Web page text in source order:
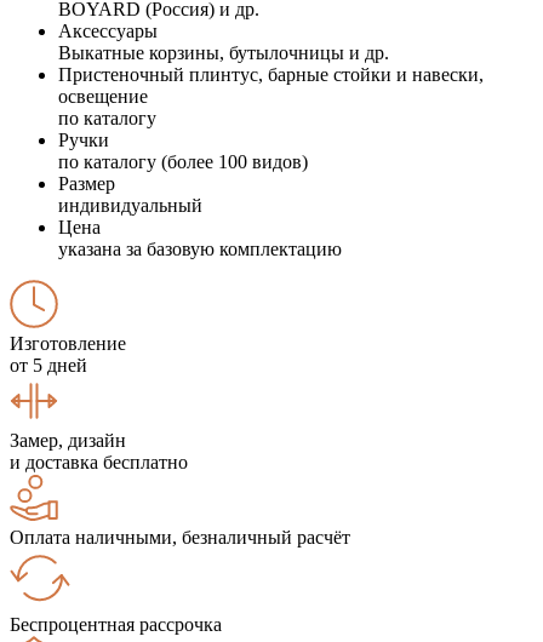
BOYARD (Россия) и др.
Аксессуары
Выкатные корзины, бутылочницы и др.
Пристеночный плинтус, барные стойки и навески,
освещение
по каталогу
Ручки
по каталогу (более 100 видов)
Размер
индивидуальный
Цена
указана за базовую комплектацию
Изготовление
от 5 дней
Замер, дизайн
и доставка бесплатно
Оплата наличными, безналичный расчёт
Беспроцентная рассрочка